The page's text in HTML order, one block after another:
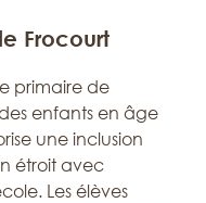
Frocourt
primaire de
enfants en âge
une inclusion
étroit avec
Les élèves